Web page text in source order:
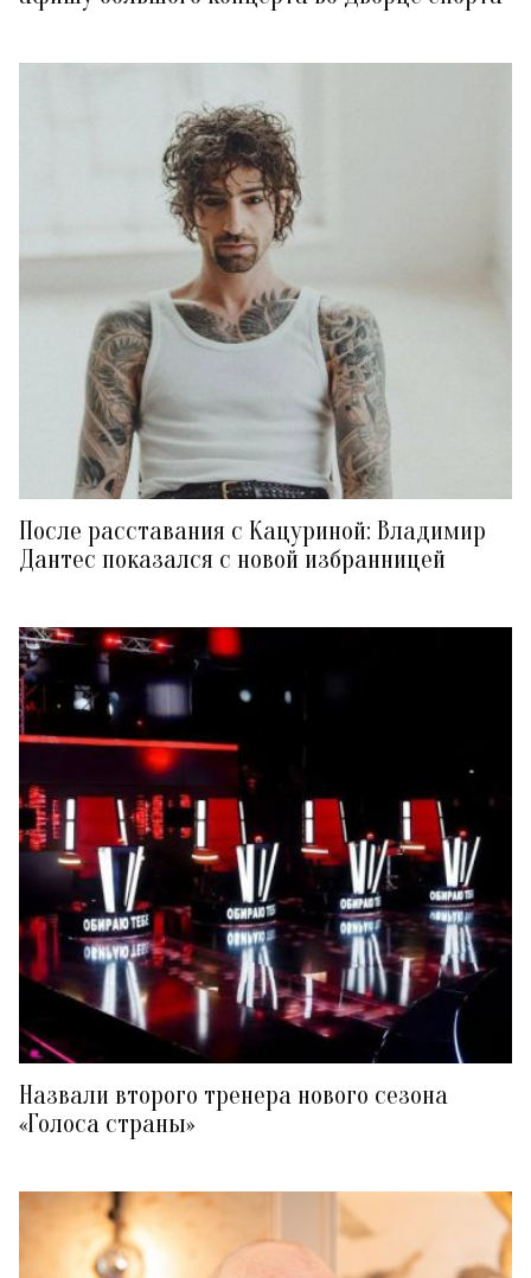
После расставания с Кацуриной: Владимир
Дантес показался с новой избранницей
Назвали второго тренера нового сезона
«Голоса страны»